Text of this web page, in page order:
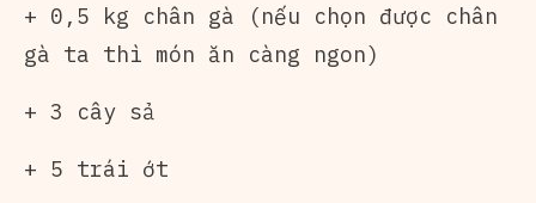
+ 0,5 kg chân gà (nếu chọn được chân
gà ta thì món ăn càng ngon)
+ 3 cây sả
+ 5 trái ớt